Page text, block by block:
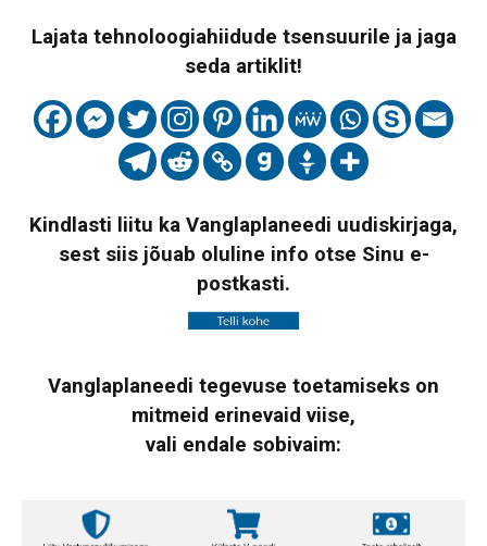
Lajata tehnoloogiahiidude tsensuurile ja jaga
seda artiklit!
Kindlasti liitu ka Vanglaplaneedi uudiskirjaga,
sest siis jõuab oluline info otse Sinu e-
postkasti.
Vanglaplaneedi tegevuse toetamiseks on
mitmeid erinevaid viise,
vali endale sobivaim: